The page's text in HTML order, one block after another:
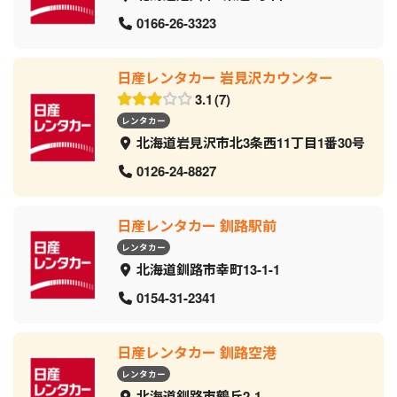
0166-26-3323
日産レンタカー 岩見沢カウンター
3.1 7
レンタカー
北海道岩見沢市北3条西11丁目1番30号
0126-24-8827
日産レンタカー 釧路駅前
レンタカー
北海道釧路市幸町13-1-1
0154-31-2341
日産レンタカー 釧路空港
レンタカー